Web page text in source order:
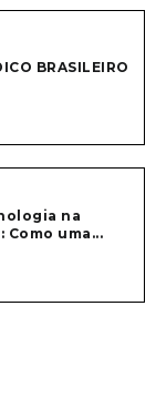
BRASILEIRO
na
uma...